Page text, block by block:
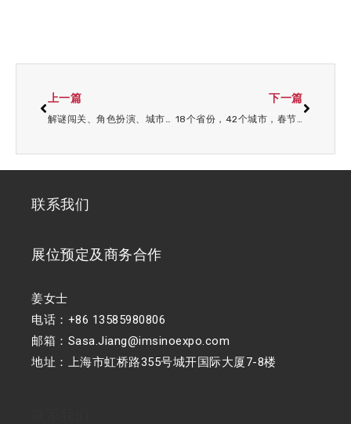
上一篇
解谜闯关、角色扮演、城市探索！发现虹口的新方式
下一篇
18个省份，42个城市，春节各地都有多少人旅游？
联系我们
展位预定及商务合作
姜女士
电话：+86 13585980806
邮箱：Sasa.Jiang@imsinoexpo.com
地址：上海市虹桥路355号城开国际大厦7-8楼